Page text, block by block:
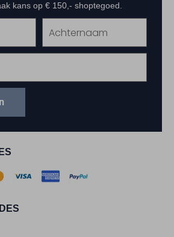
kans op € 150,- shoptegoed.